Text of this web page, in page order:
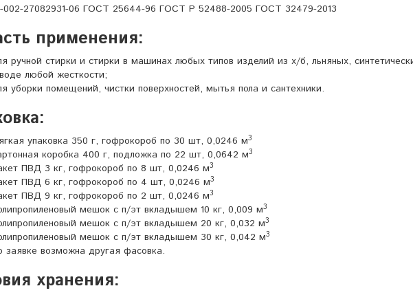
002-27082931-06 ГОСТ 25644-96 ГОСТ Р 52488-2005 ГОСТ 32479-2013
применения:
ручной стирки и стирки в машинах любых типов изделий из х/б, льняных,
любой жесткости;
уборки помещений, чистки поверхностей, мытья пола и сантехники.
упаковка 350 г, гофрокороб по 30 шт, 0,0246 м3
коробка 400 г, подложка по 22 шт, 0,0642 м3
ПВД 3 кг, гофрокороб по 8 шт, 0,0246 м3
ПВД 6 кг, гофрокороб по 4 шт, 0,0246 м3
ПВД 9 кг, гофрокороб по 2 шт, 0,0246 м3
мешок с п/эт вкладышем 10 кг, 0,009 м3
мешок с п/эт вкладышем 20 кг, 0,032 м3
мешок с п/эт вкладышем 30 кг, 0,042 м3
заявке возможна другая фасовка.
хранения: